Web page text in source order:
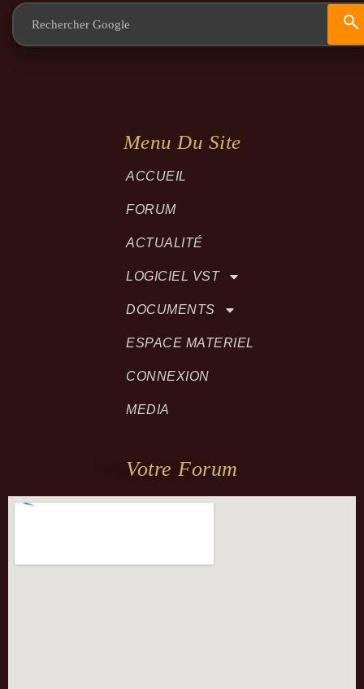
Menu Du Site
ACCUEIL
FORUM
ACTUALITÉ
LOGICIEL VST
DOCUMENTS
ESPACE MATERIEL
CONNEXION
MEDIA
Votre Forum